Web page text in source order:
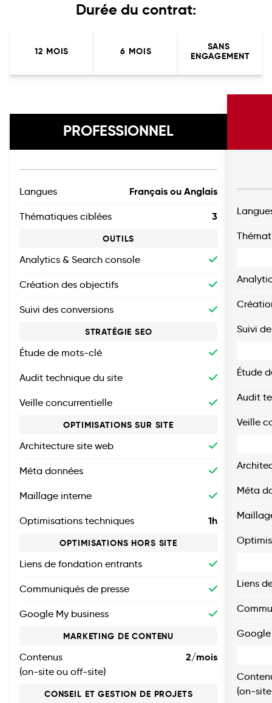
Durée du contrat:
12 MOIS 6 MOIS
SANS
ENGAGEMENT
PROFESSIONNEL
Langues Français ou Anglais
Thématiques ciblées 3
OUTILS
Analytics & Search console
Création des objectifs
Suivi des conversions
STRATÉGIE SEO
Étude de mots-clé
Audit technique du site
Veille concurrentielle
OPTIMISATIONS SUR SITE
Architecture site web
Méta données
Maillage interne
Optimisations techniques 1h
OPTIMISATIONS HORS SITE
Liens de fondation entrants
Communiqués de presse
Google My business
MARKETING DE CONTENU
Contenus
(on-site ou off-site)
2/mois
CONSEIL ET GESTION DE PROJETS
Suivi
Étude
Audit
Veille
Méta
Liens
Google
(on-